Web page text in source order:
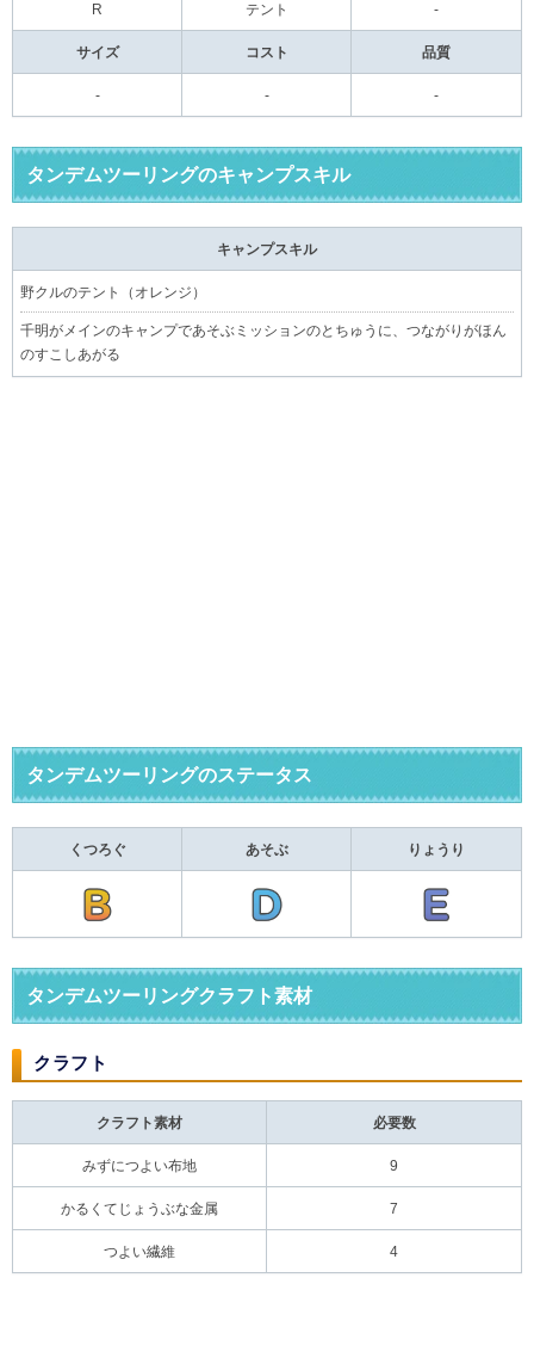
R テント -
サイズ コスト 品質
- - -
タンデムツーリングのキャンプスキル
キャンプスキル
野クルのテント（オレンジ）
千明がメインのキャンプであそぶミッションのとちゅうに、つながりがほん
のすこしあがる
タンデムツーリングのステータス
くつろぐ あそぶ りょうり
タンデムツーリングクラフト素材
クラフト
クラフト素材 必要数
みずにつよい布地 9
かるくてじょうぶな金属 7
つよい繊維 4